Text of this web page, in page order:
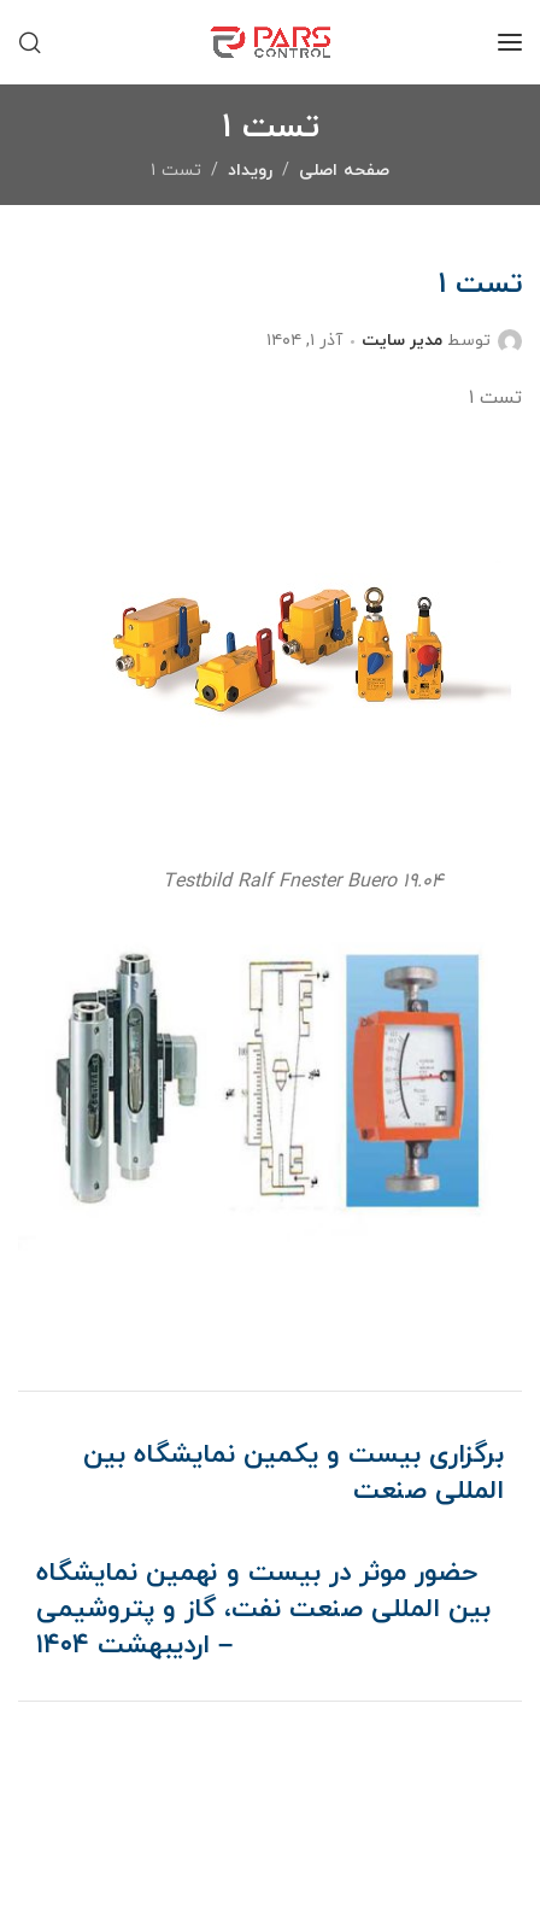
تست ۱
صفحه اصلی رویداد تست ۱
تست ۱
توسط مدیر سایت آذر ۱, ۱۴۰۴
تست ۱
Testbild Ralf Fnester Buero 19.04
برگزاری بیست و یکمین نمایشگاه بین
المللی صنعت
حضور موثر در بیست و نهمین نمایشگاه
بین المللی صنعت نفت، گاز و پتروشیمی
– اردیبهشت ۱۴۰۴